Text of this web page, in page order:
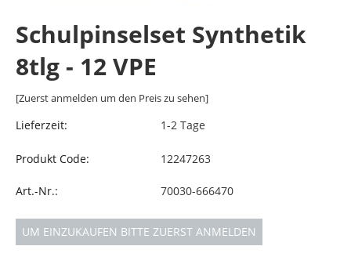
Schulpinselset Synthetik
8tlg - 12 VPE
[Zuerst anmelden um den Preis zu sehen]
Lieferzeit: 1-2 Tage
Produkt Code: 12247263
Art.-Nr.: 70030-666470
UM EINZUKAUFEN BITTE ZUERST ANMELDEN